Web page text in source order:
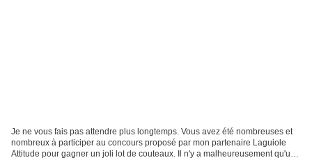
Je ne vous fais pas attendre plus longtemps. Vous avez été nombreuses et
nombreux à participer au concours proposé par mon partenaire Laguiole
Attitude pour gagner un joli lot de couteaux. Il n'y a malheureusement qu'un